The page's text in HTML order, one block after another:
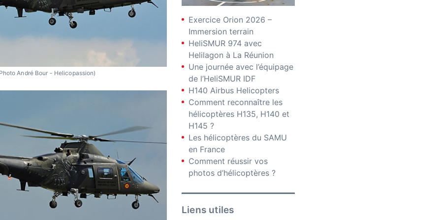
André Bour - Helicopassion)
Exercice Orion 2026 –
Immersion terrain
HeliSMUR 974 avec
Helilagon à La Réunion
Une journée avec l’équipage
de l’HeliSMUR IDF
H140 Airbus Helicopters
Comment reconnaître les
hélicoptères H135, H140 et
H145 ?
Les hélicoptères du SAMU
en France
Comment réussir vos
photos d’hélicoptères ?
Liens utiles